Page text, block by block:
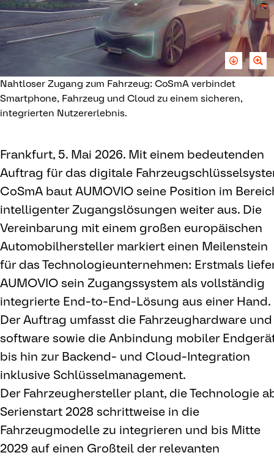
Nahtloser Zugang zum Fahrzeug: CoSmA verbindet
Smartphone, Fahrzeug und Cloud zu einem sicheren,
integrierten Nutzererlebnis.
Frankfurt, 5. Mai 2026. Mit einem bedeutenden
Auftrag für das digitale
CoSmA baut AUMOVIO seine Position im
intelligenter Zugangslösungen weiter aus. Die
Vereinbarung mit einem großen europäischen
Automobilhersteller markiert einen Meilenstein
für das Technologieunternehmen: Erstmals
AUMOVIO sein Zugangssystem als vollständig
integrierte End-to-End-Lösung aus einer Hand.
Der Auftrag umfasst die Fahrzeughardware
software sowie die Anbindung mobiler
bis hin zur Backend- und Cloud-Integration
inklusive Schlüsselmanagement.
Der Fahrzeughersteller plant, die Technologie
Serienstart 2028 schrittweise in die
Fahrzeugmodelle zu integrieren und bis Mitte
2029 auf einen Großteil der relevanten